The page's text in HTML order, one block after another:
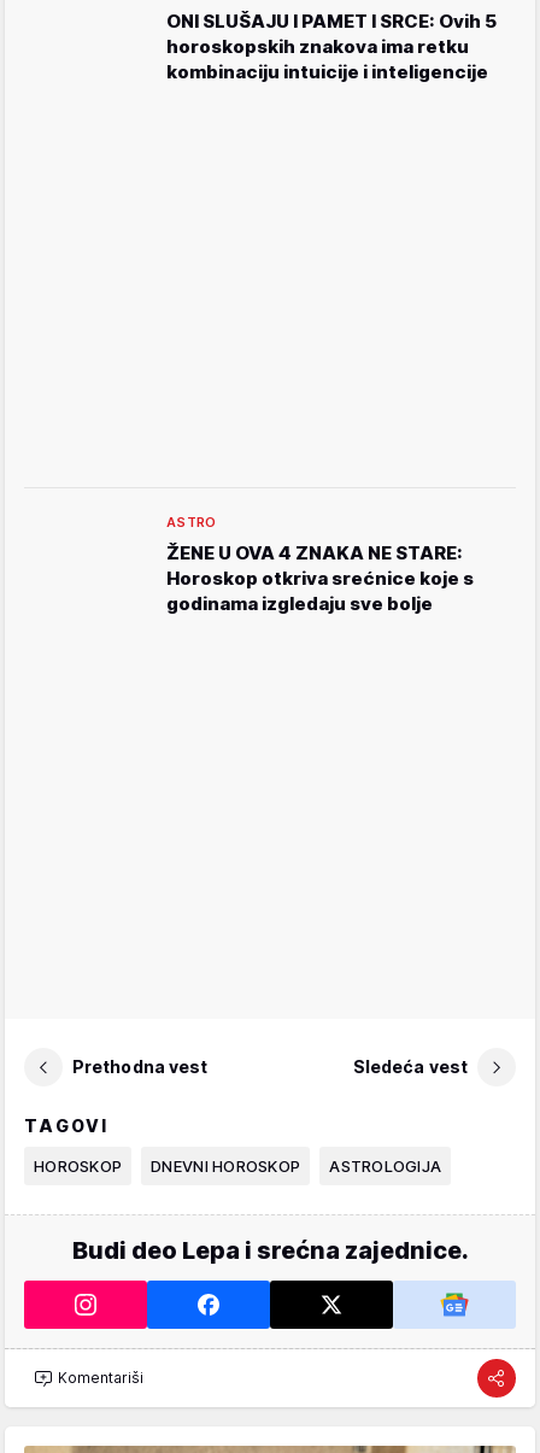
ONI SLUŠAJU I PAMET I SRCE: Ovih 5
horoskopskih znakova ima retku
kombinaciju intuicije i inteligencije
ASTRO
ŽENE U OVA 4 ZNAKA NE STARE:
Horoskop otkriva srećnice koje s
godinama izgledaju sve bolje
Prethodna vest Sledeća vest
TAGOVI
HOROSKOP DNEVNI HOROSKOP ASTROLOGIJA
Budi deo Lepa i srećna zajednice.
Komentariši